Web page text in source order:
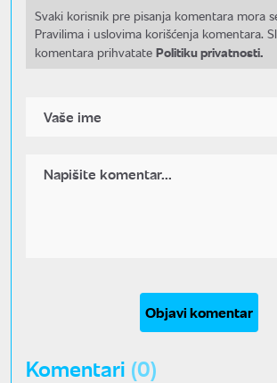
Svaki korisnik pre pisanja komentara mora
Pravilima i uslovima korišćenja komentara.
komentara prihvatate Politiku privatnosti.
Objavi komentar
Komentari (0)